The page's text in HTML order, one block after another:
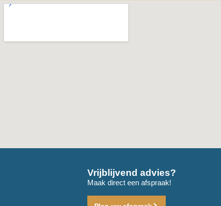
Vrijblijvend advies?
Maak direct een afspraak!